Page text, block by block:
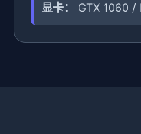
显卡： GTX 1060 /